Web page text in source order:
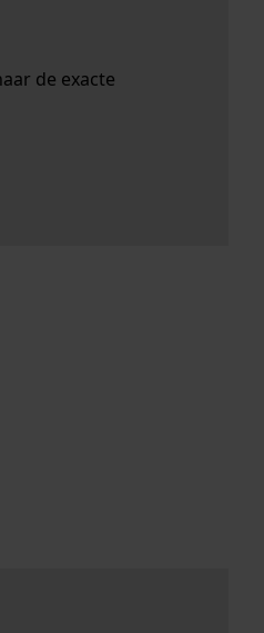
de exacte